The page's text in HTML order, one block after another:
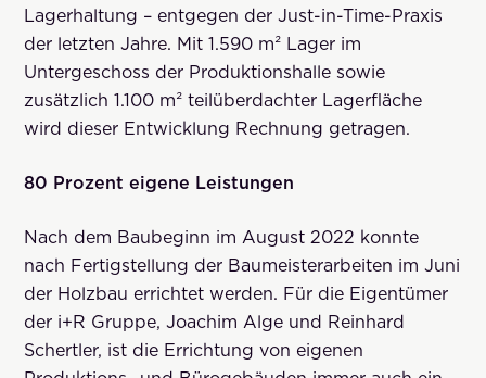
Lagerhaltung – entgegen der Just-in-Time-Praxis
der letzten Jahre. Mit 1.590 m² Lager im
Untergeschoss der Produktionshalle sowie
zusätzlich 1.100 m² teilüberdachter Lagerfläche
wird dieser Entwicklung Rechnung getragen.
80 Prozent eigene Leistungen
Nach dem Baubeginn im August 2022 konnte
nach Fertigstellung der Baumeisterarbeiten im Juni
der Holzbau errichtet werden. Für die Eigentümer
der i+R Gruppe, Joachim Alge und Reinhard
Schertler, ist die Errichtung von eigenen